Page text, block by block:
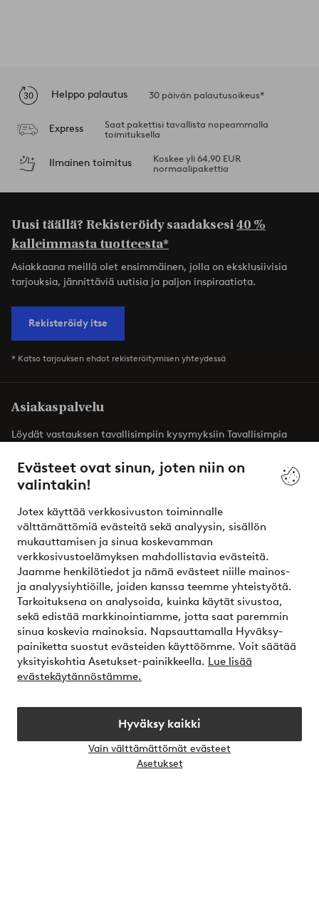
Evästeet ovat sinun, joten niin on
valintakin!
Jotex käyttää verkkosivuston toiminnalle
välttämättömiä evästeitä sekä analyysin, sisällön
mukauttamisen ja sinua koskevamman
verkkosivustoelämyksen mahdollistavia evästeitä.
Jaamme henkilötiedot ja nämä evästeet niille mainos-
ja analyysiyhtiöille, joiden kanssa teemme yhteistyötä.
Tarkoituksena on analysoida, kuinka käytät sivustoa,
sekä edistää markkinointiamme, jotta saat paremmin
sinua koskevia mainoksia. Napsauttamalla Hyväksy-
painiketta suostut evästeiden käyttöömme. Voit säätää
yksityiskohtia Asetukset-painikkeella. Lue lisää
evästekäytännöstämme.
Hyväksy kaikki
Vain välttämättömät evästeet
Asetukset
Helppo palautus 30 päivän palautusoikeus*
Express
Saat pakettisi tavallista nopeammalla
toimituksella
Ilmainen toimitus
Koskee yli 64,90 EUR
normaalipakettia
Uusi täällä? Rekisteröidy saadaksesi40 %
kalleimmasta tuotteesta*
Asiakkaana meillä olet ensimmäinen, jolla on eksklusiivisia
tarjouksia, jännittäviä uutisia ja paljon inspiraatiota.
Rekisteröidy itse
* Katso tarjouksen ehdot rekisteröitymisen yhteydessä
Asiakaspalvelu
Löydät vastauksen tavallisimpiin kysymyksiin Tavallisimpia
Asiakaspalvelu
Omat sivut
Tietoa Jotexista
Palvelumme
Ehdot
Ystävät
Turvalliset maksut – maksa nyt tai erissä